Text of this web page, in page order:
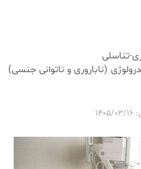
تناسلی
(ناباروری و ناتوانی جنسی)
۱۴۰۵/۰۳/۱۶